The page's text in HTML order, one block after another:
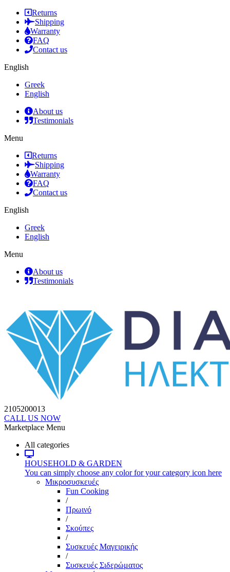
Returns
Shipping
Warranty
FAQ
Contact us
English
Greek
English
About us
Testimonials
Menu
Returns
Shipping
Warranty
FAQ
Contact us
English
Greek
English
Menu
About us
Testimonials
2105200013
CALL US NOW
Marketplace Menu
All categories
HOUSEHOLD & GARDEN
You can simply choose any color for your category icon here
Μικροσυσκευές
Fun Cooking
/
Πρωινό
/
Σκούπες
/
Συσκευές Μαγειρικής
/
Συσκευές Σιδερώματος